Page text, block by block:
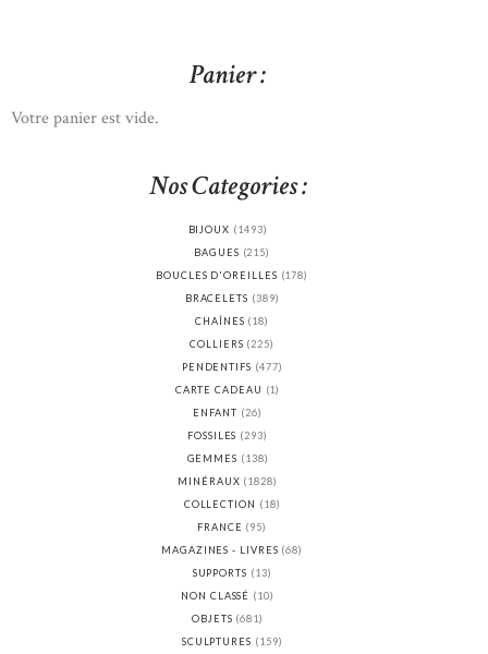
Panier :
Votre panier est vide.
Nos Categories :
BIJOUX (1493)
BAGUES (215)
BOUCLES D'OREILLES (178)
BRACELETS (389)
CHAÎNES (18)
COLLIERS (225)
PENDENTIFS (477)
CARTE CADEAU (1)
ENFANT (26)
FOSSILES (293)
GEMMES (138)
MINÉRAUX (1828)
COLLECTION (18)
FRANCE (95)
MAGAZINES - LIVRES (68)
SUPPORTS (13)
NON CLASSÉ (10)
OBJETS (681)
SCULPTURES (159)